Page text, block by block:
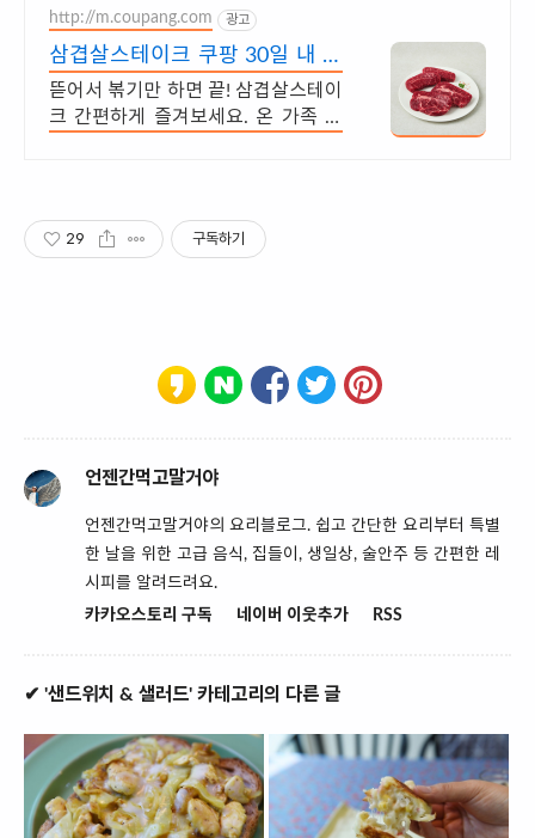
http://m.coupang.com 광고
삼겹살스테이크 쿠팡 30일 내 무
료반품 혜택
뜯어서 볶기만 하면 끝! 삼겹살스테이
크 간편하게 즐겨보세요. 온 가족 입
29 구독하기
언젠간먹고말거야
언젠간먹고말거야의 요리블로그. 쉽고 간단한 요리부터 특별
한 날을 위한 고급 음식, 집들이, 생일상, 술안주 등 간편한 레
시피를 알려드려요.
카카오스토리 구독
네이버 이웃추가 RSS
✔ '샌드위치 & 샐러드' 카테고리의 다른 글